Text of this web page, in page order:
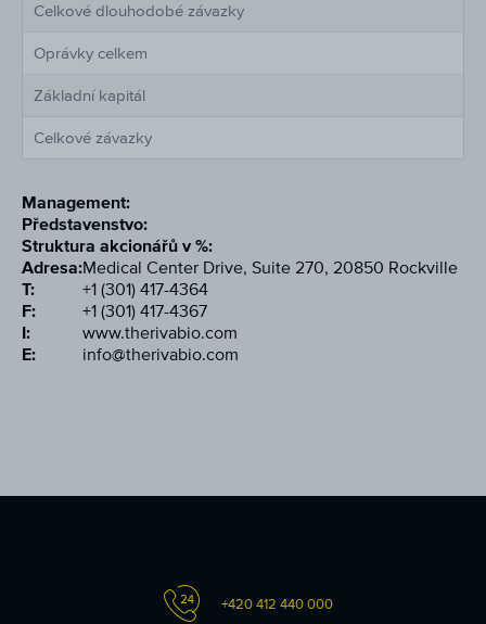
Celkové dlouhodobé závazky
Oprávky celkem
Základní kapitál
Celkové závazky
Management:
Představenstvo:
Struktura akcionářů v %:
Adresa:Medical Center Drive, Suite 270, 20850 Rockville
T: +1 (301) 417-4364
F: +1 (301) 417-4367
I: www.therivabio.com
E: info@therivabio.com
+420 412 440 000